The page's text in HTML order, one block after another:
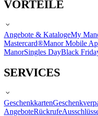
VORTEILE
Angebote & KatalogeMy
Mastercard®Manor Mobile
ManorSingles DayBlack
SERVICES
Geschenkkarten
AngeboteRückrufe